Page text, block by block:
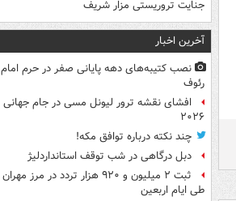
جنایت تروریستی مزار شریف
آخرین اخبار
نصب کتیبه‌های دهه پایانی صفر در حرم امام
رئوف
افشای نقشه ترور لیونل مسی در جام جهانی
۲۰۲۶
چند نکته درباره توافق مکه!
دبل درگاهی در شب توقف استانداردلیژ
ثبت ۲ میلیون و ۹۲۰ هزار تردد در مرز مهران
طی ایام اربعین